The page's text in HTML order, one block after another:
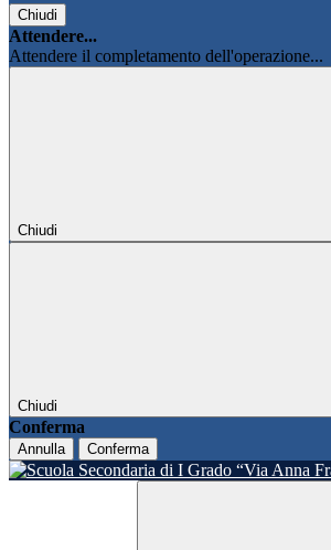
Chiudi
Attendere...
Attendere il completamento dell'operazione...
Chiudi
Chiudi
Conferma
Annulla Conferma